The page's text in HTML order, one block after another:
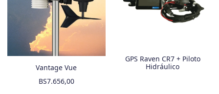
Vantage Vue
BS7.656,00
GPS Raven CR7 + Piloto
Hidráulico